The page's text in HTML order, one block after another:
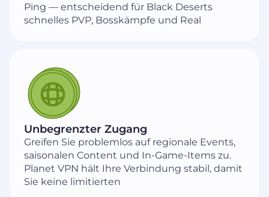
Ping — entscheidend für Black Deserts
schnelles PVP, Bosskämpfe und Real
Unbegrenzter Zugang
Greifen Sie problemlos auf regionale Events,
saisonalen Content und In-Game-Items zu.
Planet VPN hält Ihre Verbindung stabil, damit
Sie keine limitierten